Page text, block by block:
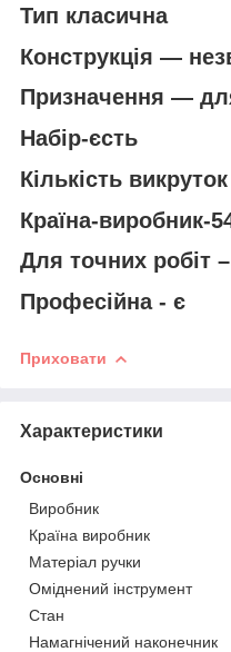
Тип класична
Конструкція —
Призначення —
Набір-єсть
Кількість
Країна-виробник-
Для точних робіт
Професійна - є
Приховати
Характеристики
Основні
Виробник
Країна виробник
Матеріал ручки
Оміднений інструмент
Стан
Намагнічений наконечник